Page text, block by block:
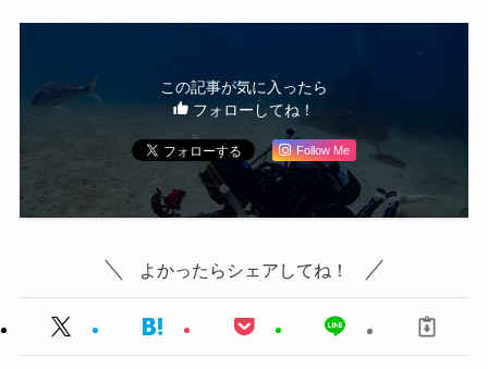
この記事が気に入ったら
フォローしてね！
Follow Me
よかったらシェアしてね！